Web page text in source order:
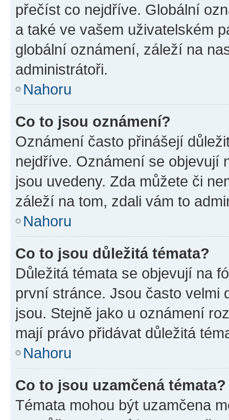
přečíst co nejdříve. Globální
a také ve vašem uživatelském
globální oznámení, záleží na
administrátoři.
Nahoru
Co to jsou oznámení?
Oznámení často přinášejí
nejdříve. Oznámení se objevují
jsou uvedeny. Zda můžete či
záleží na tom, zdali vám to
Nahoru
Co to jsou důležitá témata?
Důležitá témata se objevují na
první stránce. Jsou často velmi
jsou. Stejně jako u oznámení
mají právo přidávat důležitá
Nahoru
Co to jsou uzamčená témata?
Témata mohou být uzamčena